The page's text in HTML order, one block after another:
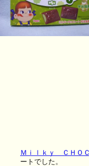
Ｍｉｌｋｙ ＣＨＯ
ートでした。